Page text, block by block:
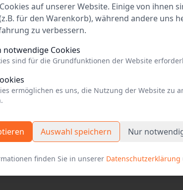
Donnerstag 10:00 -
Samstag
der Webseite der Einrichtung
Geschichte
auf unserer Website. Einige von ihnen
für den Warenkorb), während andere uns
zu verbessern.
notwendige Cookies
sind für die Grundfunktionen der Website
ermöglichen es uns, die Nutzung der Website zu
Auswahl speichern Nur
finden Sie in unserer Datenschutzerklärung